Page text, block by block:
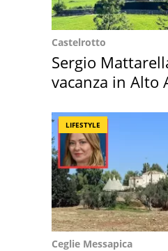
Castelrotto
Sergio
vacanza in Alto
LIFESTYLE
Ceglie Messapica